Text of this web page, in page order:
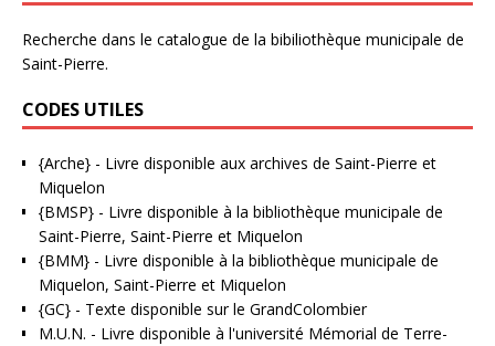
Recherche dans le catalogue de la bibiliothèque municipale de
Saint-Pierre.
CODES UTILES
{Arche} - Livre disponible aux archives de Saint-Pierre et
Miquelon
{BMSP} - Livre disponible à la bibliothèque municipale de
Saint-Pierre, Saint-Pierre et Miquelon
{BMM} - Livre disponible à la bibliothèque municipale de
Miquelon, Saint-Pierre et Miquelon
{GC} - Texte disponible sur le GrandColombier
M.U.N. - Livre disponible à l'université Mémorial de Terre-